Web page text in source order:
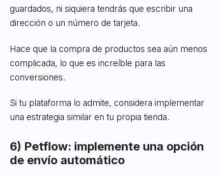
guardados, ni siquiera tendrás que escribir una
dirección o un número de tarjeta.
Hace que la compra de productos sea aún menos
complicada, lo que es increíble para las
conversiones.
Si tu plataforma lo admite, considera implementar
una estrategia similar en tu propia tienda.
6) Petflow: implemente una opción
de envío automático